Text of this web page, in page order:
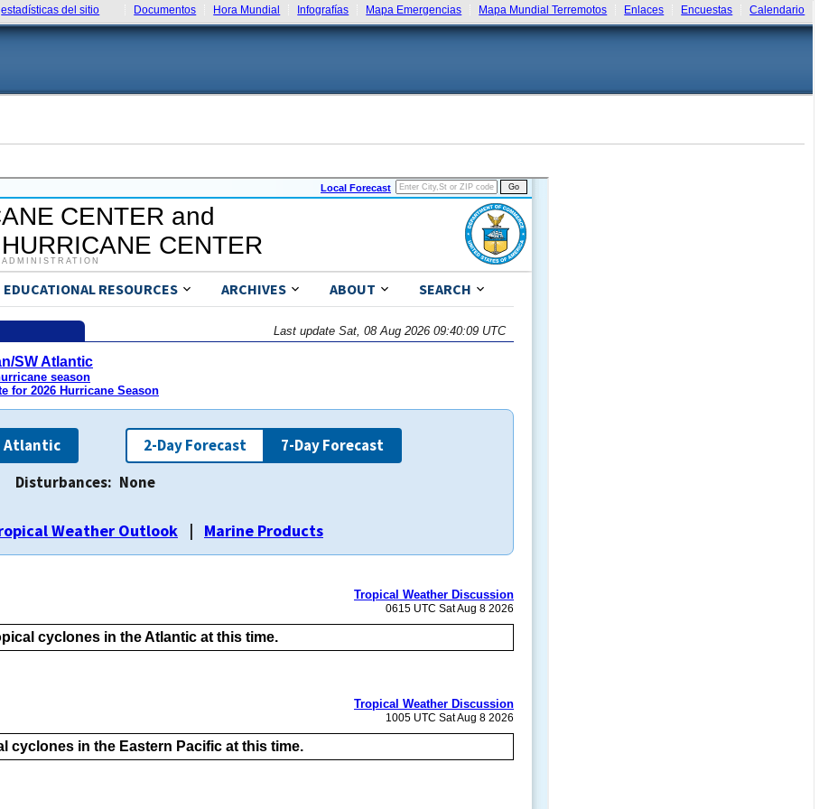
estadísticas del sitio Documentos Hora Mundial Infografías Mapa Emergencias Mapa Mundial Terremotos Enlaces Encuestas Calendario